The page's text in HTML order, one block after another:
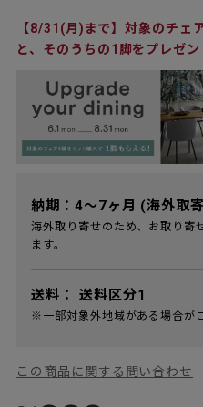
【8/31(月)まで】対象のチェ
と、そのうちの1脚をプレゼン
納期：4～7ヶ月 (海外取寄
海外取り寄せのため、お取り寄
ます。
送料： 送料区分1
※一部対象外地域がある場合が
この商品に関する問い合わせ